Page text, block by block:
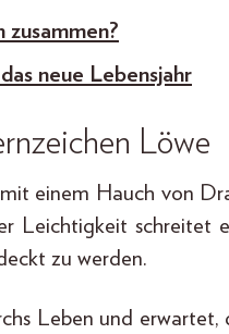
zusammen?
neue Lebensjahr
Löwe
einem Hauch von
Leichtigkeit schreitet
zu werden.
Leben und